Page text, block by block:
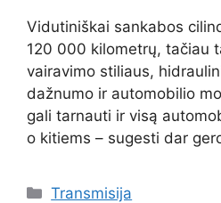
Vidutiniškai sankabos
120 000 kilometrų, tačiau
vairavimo stiliaus,
dažnumo ir automobilio
gali tarnauti ir visą
o kitiems – sugesti dar
Kategorijos
Transmisija